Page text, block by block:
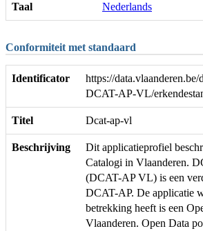
Taal Nederlands
Conformiteit met standaard
Identificator
https://
DCAT-AP-VL/
Titel Dcat-ap-vl
Beschrijving
Dit applicatieprofiel
Catalogi in Vlaanderen.
(DCAT-AP VL) is een
DCAT-AP. De applicatie
betrekking heeft is een
Vlaanderen. Open Data